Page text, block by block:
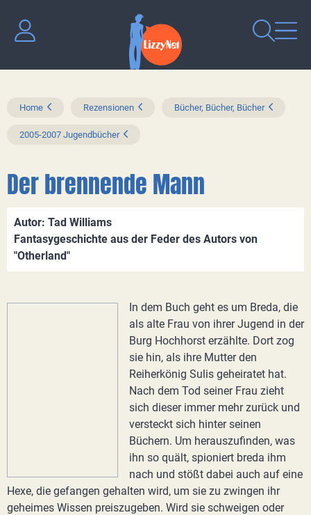
Home Rezensionen Bücher, Bücher, Bücher
2005-2007 Jugendbücher
Der brennende Mann
Autor: Tad Williams
Fantasygeschichte aus der Feder des Autors von
"Otherland"
In dem Buch geht es um Breda, die
als alte Frau von ihrer Jugend in der
Burg Hochhorst erzählte. Dort zog
sie hin, als ihre Mutter den
Reiherkönig Sulis geheiratet hat.
Nach dem Tod seiner Frau zieht
sich dieser immer mehr zurück und
versteckt sich hinter seinen
Büchern. Um herauszufinden, was
ihn so quält, spioniert breda ihm
nach und stößt dabei auch auf eine
Hexe, die gefangen gehalten wird, um sie zu zwingen ihr
geheimes Wissen preiszugeben. Wird sie schweigen oder